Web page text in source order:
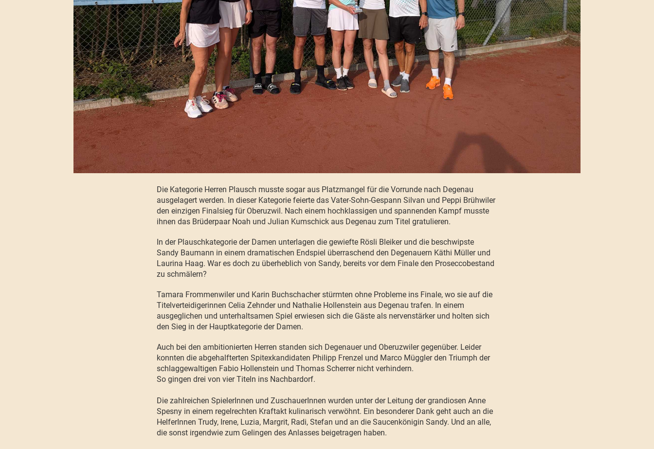
Die Kategorie Herren Plausch musste sogar aus Platzmangel für die Vorrunde nach Degenau
ausgelagert werden. In dieser Kategorie feierte das Vater-Sohn-Gespann Silvan und Peppi Brühwiler
den einzigen Finalsieg für Oberuzwil. Nach einem hochklassigen und spannenden Kampf musste
ihnen das Brüderpaar Noah und Julian Kumschick aus Degenau zum Titel gratulieren.
In der Plauschkategorie der Damen unterlagen die gewiefte Rösli Bleiker und die beschwipste
Sandy Baumann in einem dramatischen Endspiel überraschend den Degenauern Käthi Müller und
Laurina Haag. War es doch zu überheblich von Sandy, bereits vor dem Finale den Proseccobestand
zu schmälern?
Tamara Frommenwiler und Karin Buchschacher stürmten ohne Probleme ins Finale, wo sie auf die
Titelverteidigerinnen Celia Zehnder und Nathalie Hollenstein aus Degenau trafen. In einem
ausgeglichen und unterhaltsamen Spiel erwiesen sich die Gäste als nervenstärker und holten sich
den Sieg in der Hauptkategorie der Damen.
Auch bei den ambitionierten Herren standen sich Degenauer und Oberuzwiler gegenüber. Leider
konnten die abgehalfterten Spitexkandidaten Philipp Frenzel und Marco Müggler den Triumph der
schlaggewaltigen Fabio Hollenstein und Thomas Scherrer nicht verhindern.
So gingen drei von vier Titeln ins Nachbardorf.
Die zahlreichen SpielerInnen und ZuschauerInnen wurden unter der Leitung der grandiosen Anne
Spesny in einem regelrechten Kraftakt kulinarisch verwöhnt. Ein besonderer Dank geht auch an die
HelferInnen Trudy, Irene, Luzia, Margrit, Radi, Stefan und an die Saucenkönigin Sandy. Und an alle,
die sonst irgendwie zum Gelingen des Anlasses beigetragen haben.